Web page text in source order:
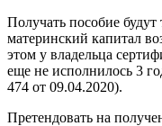
Получать пособие будут
материнский капитал
этом у владельца
еще не исполнилось 3
474 от 09.04.2020).
Претендовать на